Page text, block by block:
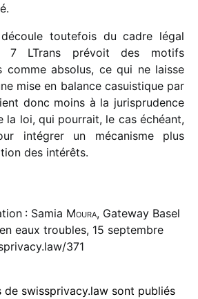
toute­fois du cadre légal
7 LTrans prévoit des motifs
comme abso­lus, ce qui ne laisse
mise en balance casuis­tique par
donc moins à la juris­pru­dence
la loi, qui pour­rait, le cas échéant,
inté­grer un méca­nisme plus
des inté­rêts.
: Samia Moura, Gateway Basel
eaux troubles, 15 septembre
371
de swissprivacy.law sont publiés